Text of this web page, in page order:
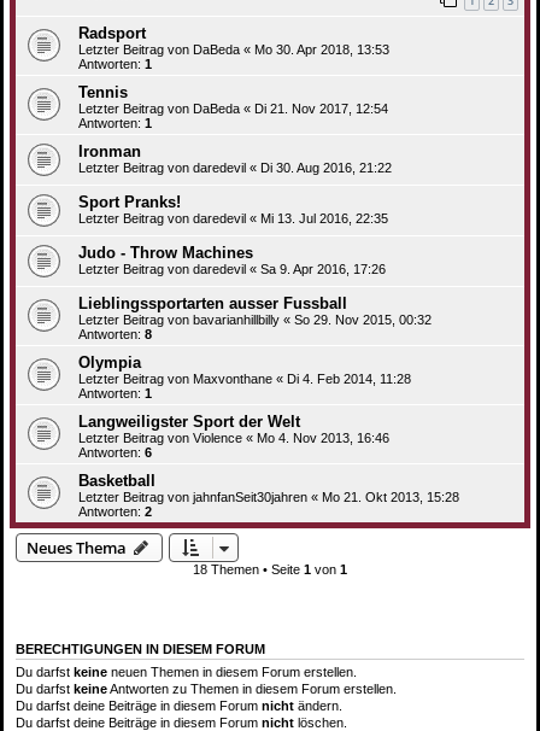
Radsport
Letzter Beitrag von DaBeda « Mo 30. Apr 2018, 13:53
Antworten: 1
Tennis
Letzter Beitrag von DaBeda « Di 21. Nov 2017, 12:54
Antworten: 1
Ironman
Letzter Beitrag von daredevil « Di 30. Aug 2016, 21:22
Sport Pranks!
Letzter Beitrag von daredevil « Mi 13. Jul 2016, 22:35
Judo - Throw Machines
Letzter Beitrag von daredevil « Sa 9. Apr 2016, 17:26
Lieblingssportarten ausser Fussball
Letzter Beitrag von bavarianhillbilly « So 29. Nov 2015, 00:32
Antworten: 8
Olympia
Letzter Beitrag von Maxvonthane « Di 4. Feb 2014, 11:28
Antworten: 1
Langweiligster Sport der Welt
Letzter Beitrag von Violence « Mo 4. Nov 2013, 16:46
Antworten: 6
Basketball
Letzter Beitrag von jahnfanSeit30jahren « Mo 21. Okt 2013, 15:28
Antworten: 2
Neues Thema
18 Themen • Seite 1 von 1
BERECHTIGUNGEN IN DIESEM FORUM
Du darfst keine neuen Themen in diesem Forum erstellen.
Du darfst keineAntworten zu Themen in diesem Forum erstellen.
Du darfst deine Beiträge in diesem Forum nicht ändern.
Du darfst deine Beiträge in diesem Forum nicht löschen.